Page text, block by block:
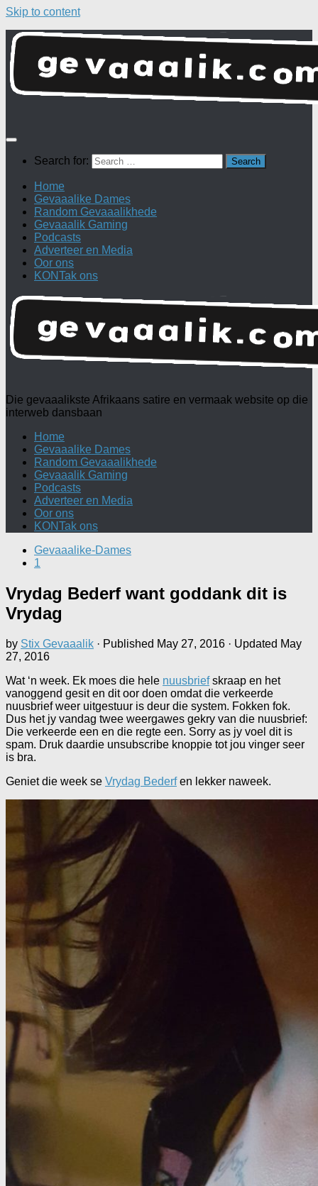
Skip to content
Search for:
Home
Gevaaalike Dames
Random Gevaaalikhede
Gevaaalik Gaming
Podcasts
Adverteer en Media
Oor ons
KONTak ons
Die gevaaalikste Afrikaans satire en vermaak website op die
interweb dansbaan
Home
Gevaaalike Dames
Random Gevaaalikhede
Gevaaalik Gaming
Podcasts
Adverteer en Media
Oor ons
KONTak ons
Gevaaalike-Dames
1
Vrydag Bederf want goddank dit is
Vrydag
by Stix Gevaaalik · Published May 27, 2016 · Updated May
27, 2016
Wat ‘n week. Ek moes die hele nuusbriefskraap en het
vanoggend gesit en dit oor doen omdat die verkeerde
nuusbrief weer uitgestuur is deur die system. Fokken fok.
Dus het jy vandag twee weergawes gekry van die nuusbrief:
Die verkeerde een en die regte een. Sorry as jy voel dit is
spam. Druk daardie unsubscribe knoppie tot jou vinger seer
is bra.
Geniet die week se Vrydag Bederfen lekker naweek.